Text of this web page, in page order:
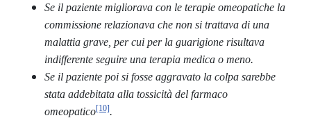
Se il paziente migliorava con le terapie omeopatiche la
commissione relazionava che non si trattava di una
malattia grave, per cui per la guarigione risultava
indifferente seguire una terapia medica o meno.
Se il paziente poi si fosse aggravato la colpa sarebbe
stata addebitata alla tossicità del farmaco
omeopatico[10].